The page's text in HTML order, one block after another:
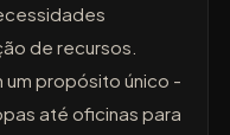
de recursos.
propósito único -
até oficinas para